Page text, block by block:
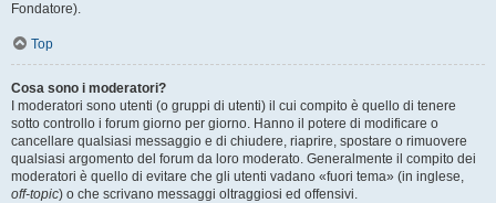
Fondatore).
Top
Cosa sono i moderatori?
I moderatori sono utenti (o gruppi di utenti) il cui compito è quello di tenere
sotto controllo i forum giorno per giorno. Hanno il potere di modificare o
cancellare qualsiasi messaggio e di chiudere, riaprire, spostare o rimuovere
qualsiasi argomento del forum da loro moderato. Generalmente il compito dei
moderatori è quello di evitare che gli utenti vadano «fuori tema» (in inglese,
off-topic) o che scrivano messaggi oltraggiosi ed offensivi.